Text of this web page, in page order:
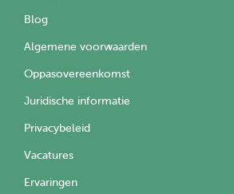
Blog
Algemene voorwaarden
Oppasovereenkomst
Juridische informatie
Privacybeleid
Vacatures
Ervaringen